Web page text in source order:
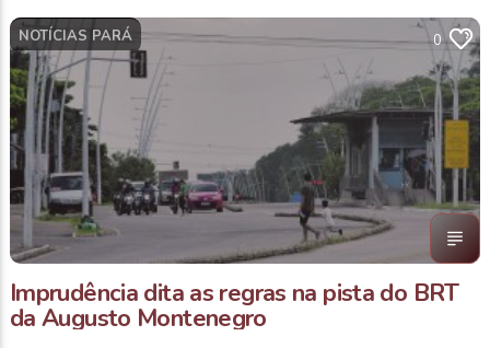
NOTÍCIAS PARÁ 0
Imprudência dita as regras na pista do BRT
da Augusto Montenegro